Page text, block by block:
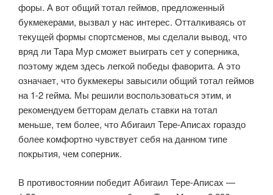
форы. А вот общий тотал геймов, предложенный
букмекерами, вызвал у нас интерес. Отталкиваясь от
текущей формы спортсменов, мы сделали вывод, что
вряд ли Тара Мур сможет выиграть сет у соперника,
поэтому ждем здесь легкой победы фаворита. А это
означает, что букмекеры завысили общий тотал геймов
на 1-2 гейма. Мы решили воспользоваться этим, и
рекомендуем бетторам делать ставки на тотал
меньше, тем более, что Абигаил Тере-Аписах гораздо
более комфортно чувствует себя на данном типе
покрытия, чем соперник.
В противостоянии победит Абигаил Тере-Аписах —